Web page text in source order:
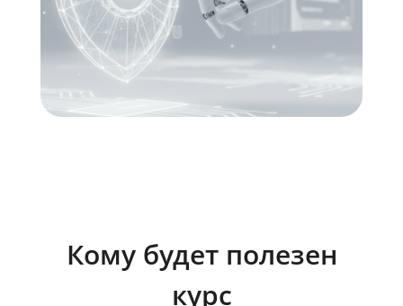
Кому будет полезен
курс